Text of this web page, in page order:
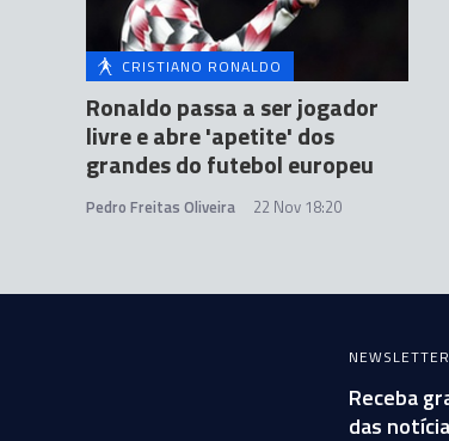
CRISTIANO RONALDO
Ronaldo passa a ser jogador
livre e abre 'apetite' dos
grandes do futebol europeu
Pedro Freitas Oliveira 22 Nov 18:20
Receba
das